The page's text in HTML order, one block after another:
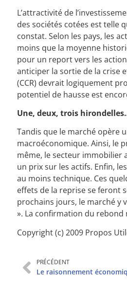
L’attractivité de
des sociétés cotées est telle
constat. Selon les pays, les
moins que la moyenne
pour un report vers les
anticiper la sortie de la crise
(CCR) devrait logiquement
potentiel de hausse est
Une, deux, trois
Tandis que le marché opère
macroéconomique. Ainsi, le
même, le secteur immobilier
un prix sur les actifs. Enfin,
au moins technique. Ces
effets de la reprise se feront
prochains jours, le marché y
». La confirmation du rebond
Copyright (c) 2009 Propos
PRÉCÉDENT
Le raisonnement